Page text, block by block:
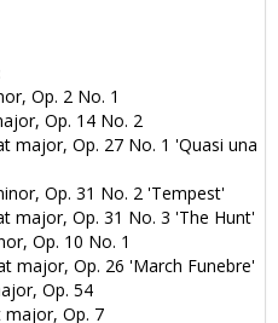
Op. 2 No. 1
Op. 14 No. 2
major, Op. 27 No. 1 'Quasi una
Op. 31 No. 2 'Tempest'
major, Op. 31 No. 3 'The Hunt'
Op. 10 No. 1
major, Op. 26 'March Funebre'
Op. 54
major, Op. 7